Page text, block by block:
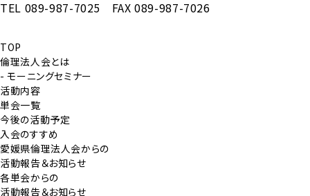
TEL 089-987-7025 FAX 089-987-7026
TOP
倫理法人会とは
- モーニングセミナー
活動内容
単会一覧
今後の活動予定
入会のすすめ
愛媛県倫理法人会からの
活動報告＆お知らせ
各単会からの
活動報告＆お知らせ